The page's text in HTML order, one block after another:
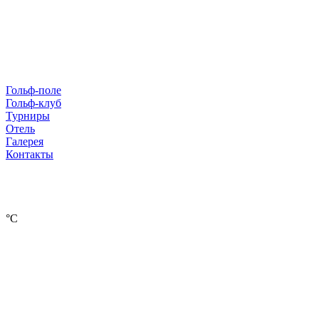
Гольф-поле
Гольф-клуб
Турниры
Отель
Галерея
Контакты
°С